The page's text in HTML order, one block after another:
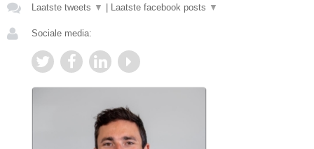
Laatste tweets ▼ Laatste facebook posts ▼
Sociale media: